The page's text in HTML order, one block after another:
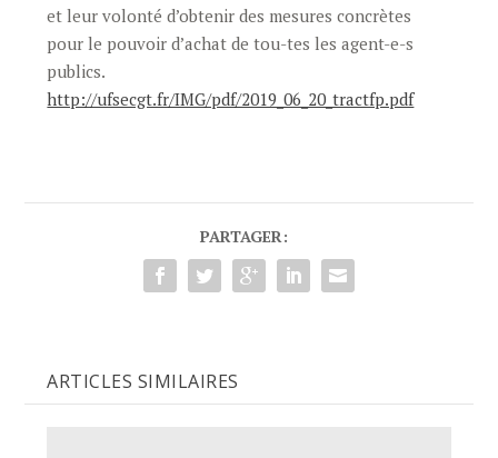
et leur volonté d’obtenir des mesures concrètes
pour le pouvoir d’achat de tou-tes les agent-e-s
publics.
http://ufsecgt.fr/IMG/pdf/2019_06_20_tractfp.pdf
PARTAGER:
ARTICLES SIMILAIRES